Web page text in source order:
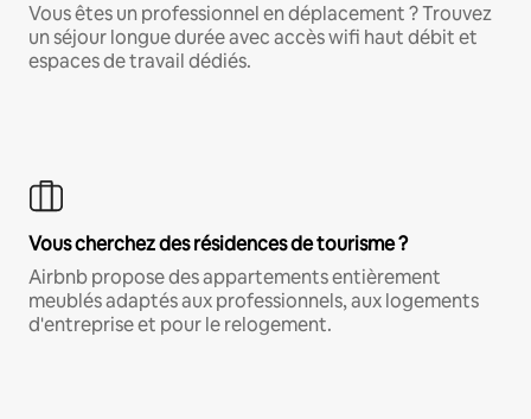
Vous êtes un professionnel en déplacement ? Trouvez
un séjour longue durée avec accès wifi haut débit et
espaces de travail dédiés.
Vous cherchez des résidences de tourisme ?
Airbnb propose des appartements entièrement
meublés adaptés aux professionnels, aux logements
d'entreprise et pour le relogement.